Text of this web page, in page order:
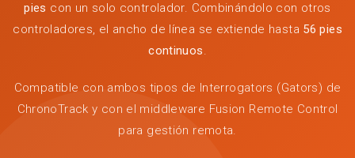
pies con un solo controlador. Combinándolo con otros
controladores, el ancho de línea se extiende hasta 56 pies
continuos.
Compatible con ambos tipos de Interrogators (Gators) de
ChronoTrack y con el middleware Fusion Remote Control
para gestión remota.